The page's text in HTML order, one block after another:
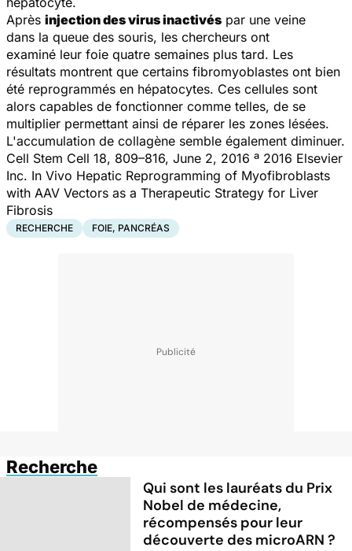
Après injection des virus inactivés par une veine
dans la queue des souris, les chercheurs ont
examiné leur foie quatre semaines plus tard. Les
résultats montrent que certains fibromyoblastes ont bien
été reprogrammés en hépatocytes. Ces cellules sont
alors capables de fonctionner comme telles, de se
multiplier permettant ainsi de réparer les zones lésées.
L'accumulation de collagène semble également diminuer.
Cell Stem Cell 18, 809–816, June 2, 2016 ª 2016 Elsevier
Inc. In Vivo Hepatic Reprogramming of Myofibroblasts
with AAV Vectors as a Therapeutic Strategy for Liver
Fibrosis
RECHERCHE FOIE, PANCRÉAS
Recherche
Qui sont les lauréats du Prix
Nobel de médecine,
récompensés pour leur
découverte des microARN ?